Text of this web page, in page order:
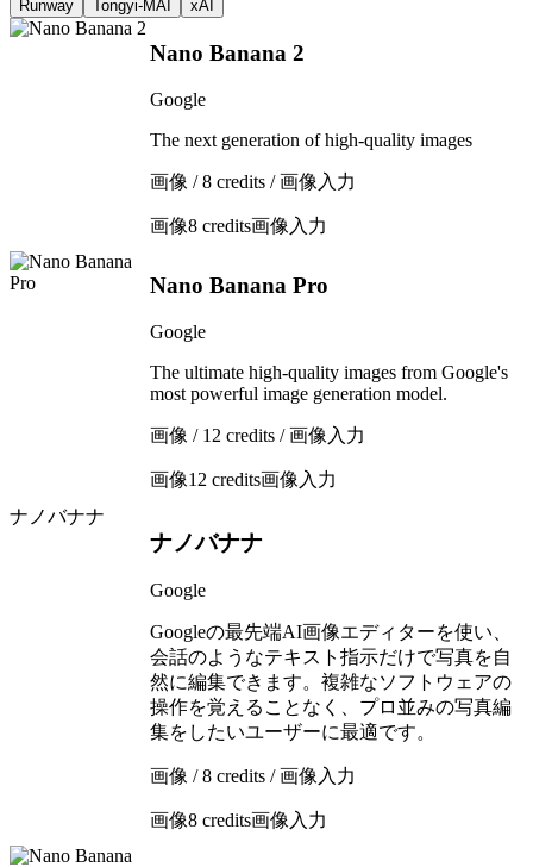
Runway
Tongyi-MAI xAI
Nano Banana 2
Google
The next generation of high-quality images
画像 / 8 credits / 画像入力
画像8 credits画像入力
Nano Banana Pro
Google
The ultimate high-quality images from Google's
most powerful image generation model.
画像 / 12 credits / 画像入力
画像12 credits画像入力
ナノバナナ
ナノバナナ
Google
Googleの最先端AI画像エディターを使い、
会話のようなテキスト指示だけで写真を自
然に編集できます。複雑なソフトウェアの
操作を覚えることなく、プロ並みの写真編
集をしたいユーザーに最適です。
画像 / 8 credits / 画像入力
画像8 credits画像入力